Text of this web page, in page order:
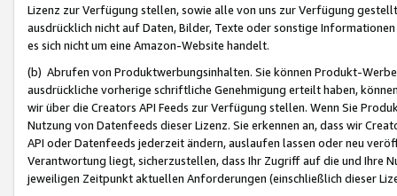
Lizenz zur Verfügung stellen, sowie alle von uns zur Verfügung
ausdrücklich nicht auf Daten, Bilder, Texte oder sonstige
es sich nicht um eine Amazon-Website handelt.
(b) Abrufen von Produktwerbungsinhalten. Sie können Produkt-
ausdrückliche vorherige schriftliche Genehmigung erteilt haben,
wir über die Creators API Feeds zur Verfügung stellen. Wenn Sie
Nutzung von Datenfeeds dieser Lizenz. Sie erkennen an, dass wir
API oder Datenfeeds jederzeit ändern, auslaufen lassen oder neu
Verantwortung liegt, sicherzustellen, dass Ihr Zugriff auf die und Ihre
jeweiligen Zeitpunkt aktuellen Anforderungen (einschließlich dieser